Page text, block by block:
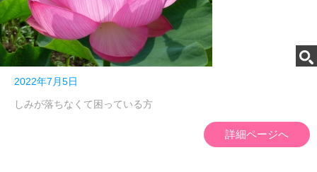
2022年7月5日
しみが落ちなくて困っている方
詳細ページへ